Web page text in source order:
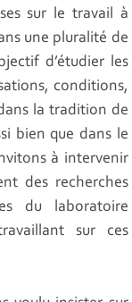
sur le travail à
une pluralité de
d’étudier les
conditions,
la tradition de
bien que dans le
à intervenir
des recherches
du laboratoire
sur ces